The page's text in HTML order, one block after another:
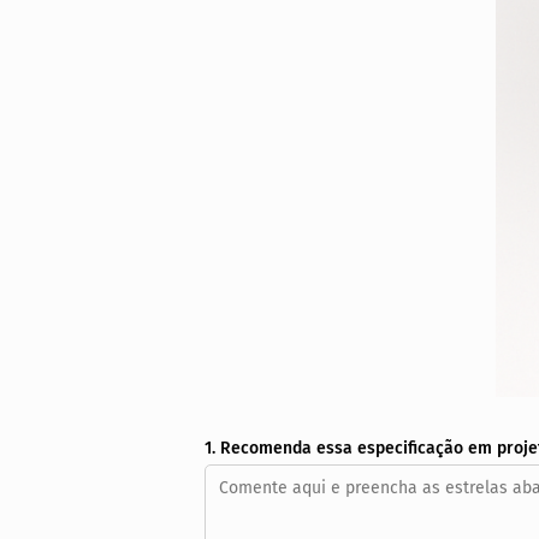
1. Recomenda essa especificação em